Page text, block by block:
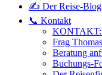
✍️ Der Reise-Blog
📞 Kontakt
KONTAKT:
Frag
Beratung
Buchungs-